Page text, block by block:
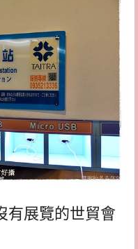
有展覽的世貿會